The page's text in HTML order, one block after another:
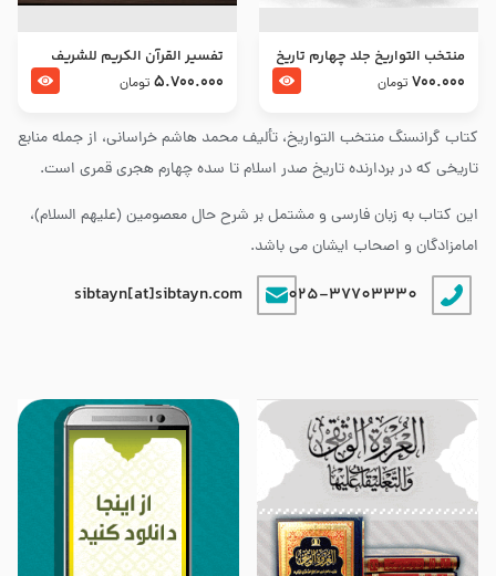
کتاب گرانسنگ منتخب التواريخ، تألیف محمد هاشم خراسانی، از جمله منابع
تاریخی که در بردارنده تاریخ صدر اسلام تا سده چهارم هجری قمری است.
این کتاب به زبان فارسی و مشتمل بر شرح حال معصومین (علیهم السلام)،
امامزادگان و اصحاب ایشان می باشد.
025-37703330
sibtayn[at]sibtayn.com
منتخب التواریخ جلد چهارم تاریخ
امام زین العابدین و امام محمد
700.000 تومان
تفسير القرآن الكريم للشريف
المرتضي قدس سرّه
5.700.000 تومان